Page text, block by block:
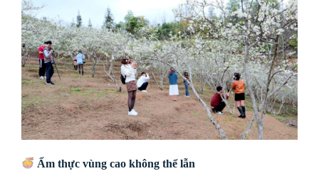
Ẩm thực vùng cao không thể lẫn